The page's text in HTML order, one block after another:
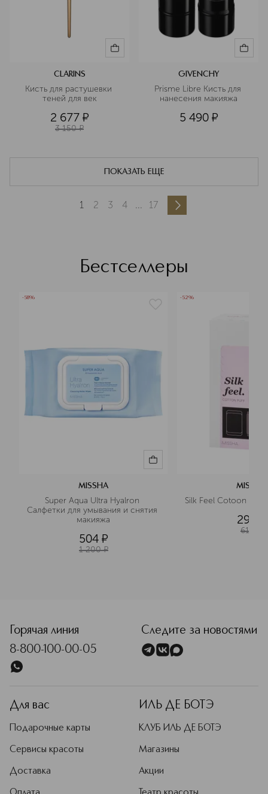
CLARINS
Кисть для растушевки
теней для век
2 677 ¤
3 150 ¤
GIVENCHY
Prisme Libre Кисть для
нанесения макияжа
5 490 ¤
ПОКАЗАТЬ ЕЩЕ
1 2 3 4 ... 17
Бестселлеры
-58%
MISSHA
Super Aqua Ultra Hyalron
Салфетки для умывания и снятия
макияжа
504 ¤
1 200 ¤
-52%
MISSHA
Silk Feel Cotoon Puf
292
610
Горячая линия
8-800-100-00-05
Следите за новостями
Для вас
Подарочные карты
Сервисы красоты
Доставка
ИЛЬ ДЕ БОТЭ
КЛУБ ИЛЬ ДЕ БОТЭ
Магазины
Акции